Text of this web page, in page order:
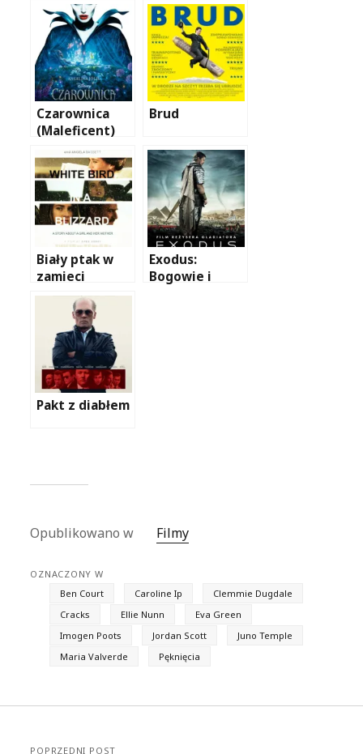
Czarownica
(Maleficent)
Brud
Biały ptak w
zamieci
Exodus:
Bogowie i
Pakt z diabłem
Opublikowano w Filmy
OZNACZONY W
Ben Court
Caroline Ip
Clemmie Dugdale
Cracks
Ellie Nunn
Eva Green
Imogen Poots
Jordan Scott
Juno Temple
Maria Valverde
Pęknięcia
POPRZEDNI POST